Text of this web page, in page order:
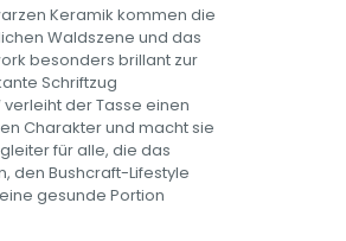
Keramik kommen die
Waldszene und das
besonders brillant zur
Schriftzug
verleiht der Tasse einen
Charakter und macht sie
für alle, die das
den Bushcraft-Lifestyle
gesunde Portion